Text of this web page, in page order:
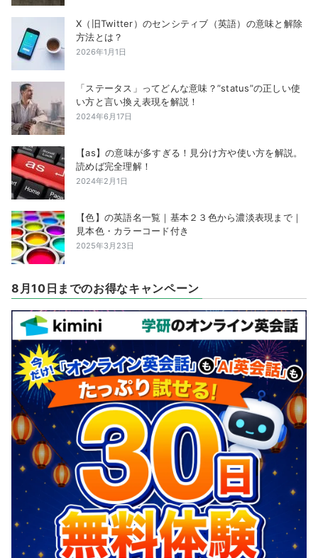
X（旧Twitter）のセンシティブ（英語）の意味と解除
方法とは？
2026年1月1日
「ステータス」ってどんな意味？”status”の正しい使
い方と言い換え表現を解説！
2024年6月17日
【as】の意味が多すぎる！見分け方や使い方を解説。
読めば完全理解！
2024年2月1日
【色】の英語名一覧｜基本２３色から濃淡表現まで｜
見本色・カラーコード付き
2025年3月23日
8月10日までのお得なキャンペーン